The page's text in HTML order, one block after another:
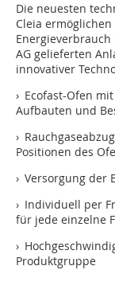
Die neuesten
Cleia
AG gelieferten
innovativer
› Ecofast-Ofen
Aufbauten und
›
Positionen des
› Versorgung der
› Individuell per
für jede einzelne
›
Produktgruppe